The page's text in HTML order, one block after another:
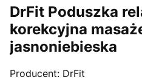
DrFit Poduszka
korekcyjna
jasnoniebieska
Producent: DrFit